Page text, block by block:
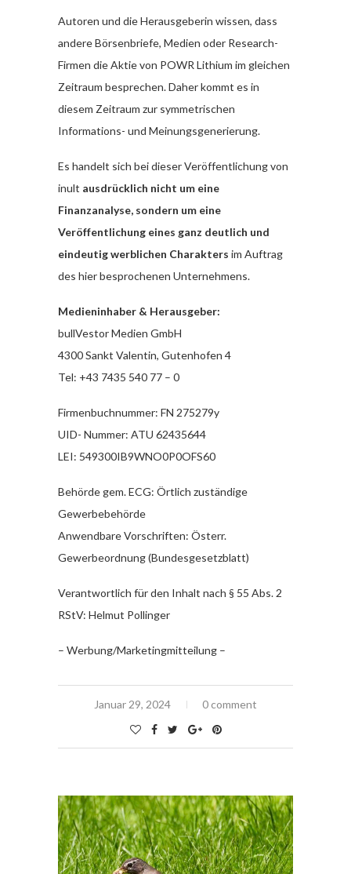
Autoren und die Herausgeberin wissen, dass
andere Börsenbriefe, Medien oder Research-
Firmen die Aktie von POWR Lithium im gleichen
Zeitraum besprechen. Daher kommt es in
diesem Zeitraum zur symmetrischen
Informations- und Meinungsgenerierung.
Es handelt sich bei dieser Veröffentlichung von
inult ausdrücklich nicht um eine
Finanzanalyse, sondern um eine
Veröffentlichung eines ganz deutlich und
eindeutig werblichen Charakters im Auftrag
des hier besprochenen Unternehmens.
Medieninhaber & Herausgeber:
bullVestor Medien GmbH
4300 Sankt Valentin, Gutenhofen 4
Tel: +43 7435 540 77 – 0
Firmenbuchnummer: FN 275279y
UID- Nummer: ATU 62435644
LEI: 549300IB9WNO0P0OFS60
Behörde gem. ECG: Örtlich zuständige
Gewerbebehörde
Anwendbare Vorschriften: Österr.
Gewerbeordnung (Bundesgesetzblatt)
Verantwortlich für den Inhalt nach § 55 Abs. 2
RStV: Helmut Pollinger
– Werbung/Marketingmitteilung –
Januar 29, 2024 0 comment